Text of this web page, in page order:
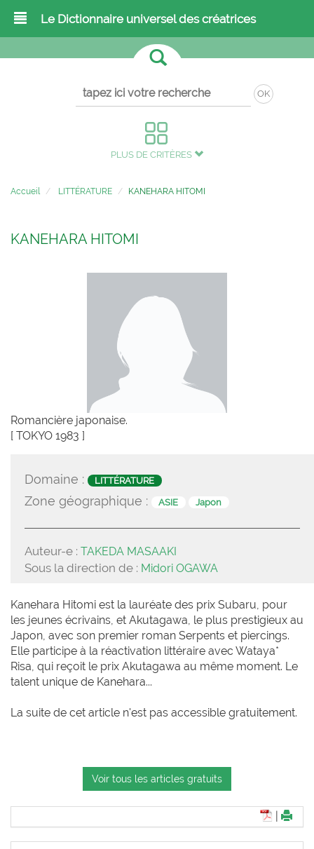
Le Dictionnaire universel des créatrices
OK
PLUS DE CRITÈRES
Accueil LITTÉRATURE KANEHARA HITOMI
KANEHARA HITOMI
Romancière japonaise.
[ TOKYO 1983 ]
Domaine : LITTÉRATURE
Zone géographique : ASIE Japon
Auteur-e : TAKEDA MASAAKI
Sous la direction de : Midori OGAWA
Kanehara Hitomi est la lauréate des prix Subaru, pour
les jeunes écrivains, et Akutagawa, le plus prestigieux au
Japon, avec son premier roman Serpents et piercings.
Elle participe à la réactivation littéraire avec Wataya*
Risa, qui reçoit le prix Akutagawa au même moment. Le
talent unique de Kanehara...
La suite de cet article n'est pas accessible gratuitement.
Voir tous les articles gratuits